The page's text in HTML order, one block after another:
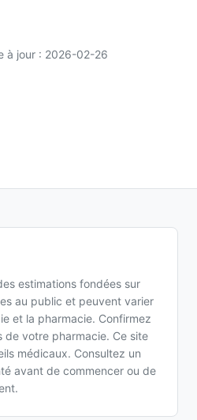
à jour : 2026-02-26
estimations fondées sur
au public et peuvent varier
et la pharmacie. Confirmez
de votre pharmacie. Ce site
médicaux. Consultez un
avant de commencer ou de